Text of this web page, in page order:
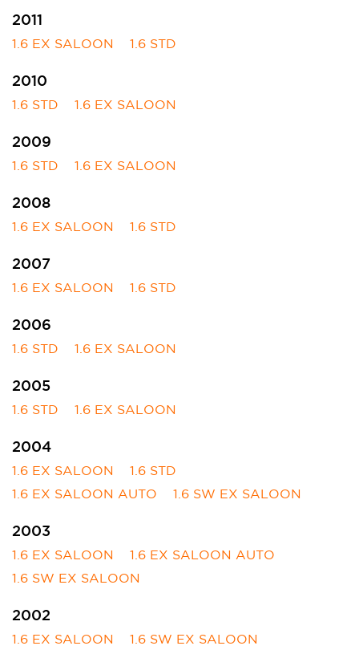
2011
1.6 EX SALOON 1.6 STD
2010
1.6 STD 1.6 EX SALOON
2009
1.6 STD 1.6 EX SALOON
2008
1.6 EX SALOON 1.6 STD
2007
1.6 EX SALOON 1.6 STD
2006
1.6 STD 1.6 EX SALOON
2005
1.6 STD 1.6 EX SALOON
2004
1.6 EX SALOON
1.6 STD
1.6 EX SALOON AUTO
1.6 SW EX SALOON
2003
1.6 EX SALOON
1.6 EX SALOON AUTO
1.6 SW EX SALOON
2002
1.6 EX SALOON
1.6 SW EX SALOON